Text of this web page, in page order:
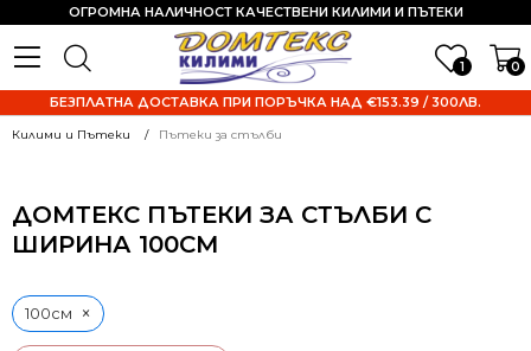
1 0
ОГРОМНА НАЛИЧНОСТ КАЧЕСТВЕНИ КИЛИМИ И ПЪТЕКИ
БЕЗПЛАТНА ДОСТАВКА ПРИ ПОРЪЧКА НАД €153.39 / 300ЛВ.
Килими и Пътеки Пътеки за стълби
ДОМТЕКС ПЪТЕКИ ЗА СТЪЛБИ С
ШИРИНА 100СМ
100см ×